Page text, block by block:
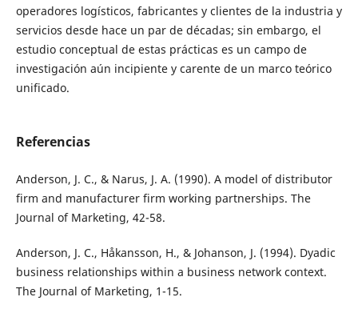
operadores logísticos, fabricantes y clientes de la industria y
servicios desde hace un par de décadas; sin embargo, el
estudio conceptual de estas prácticas es un campo de
investigación aún incipiente y carente de un marco teórico
unificado.
Referencias
Anderson, J. C., & Narus, J. A. (1990). A model of distributor
firm and manufacturer firm working partnerships. The
Journal of Marketing, 42-58.
Anderson, J. C., Håkansson, H., & Johanson, J. (1994). Dyadic
business relationships within a business network context.
The Journal of Marketing, 1-15.